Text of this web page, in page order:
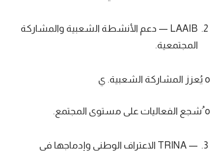
LAAIB — دعم الأنشطة الشعبية والمشاركة
المجتمعية.
o يُعزز المشاركة الشعبية. ي
o ُشجع الفعاليات على مستوى المجتمع.
— TRINA الاعتراف الوطني وإدماجها في